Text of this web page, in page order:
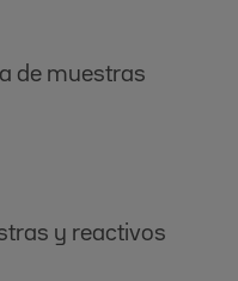
de muestras
y reactivos